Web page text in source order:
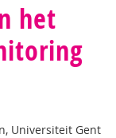
het
Universiteit Gent